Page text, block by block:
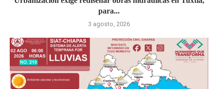
para...
3 agosto, 2026